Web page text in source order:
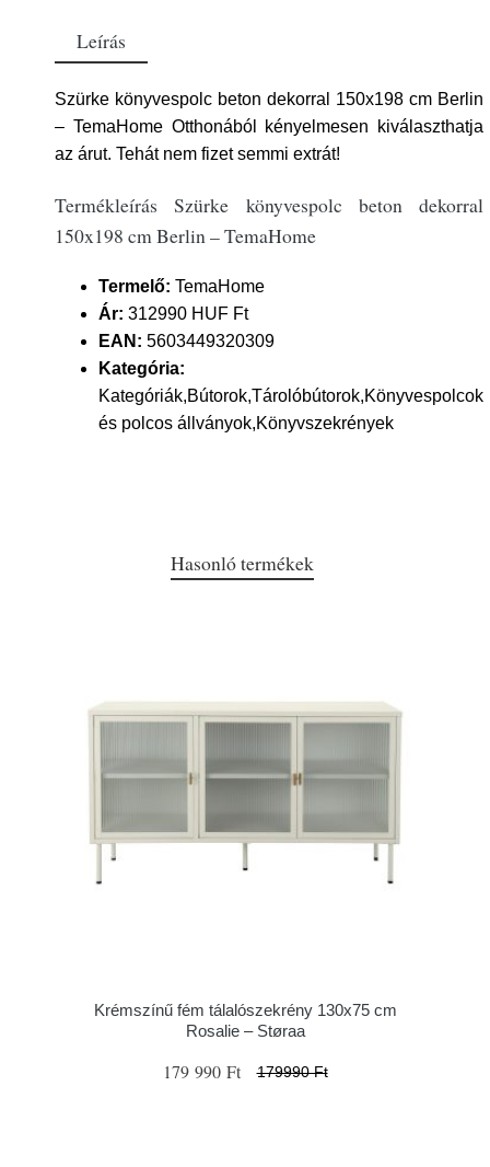
Leírás
Szürke könyvespolc beton dekorral 150x198 cm Berlin
– TemaHome Otthonából kényelmesen kiválaszthatja
az árut. Tehát nem fizet semmi extrát!
Termékleírás Szürke könyvespolc beton dekorral
150x198 cm Berlin – TemaHome
Termelő: TemaHome
Ár: 312990 HUF Ft
EAN: 5603449320309
Kategória:
Kategóriák,Bútorok,Tárolóbútorok,Könyvespolcok
és polcos állványok,Könyvszekrények
Hasonló termékek
Krémszínű fém tálalószekrény 130x75 cm
Rosalie – Støraa
179 990 Ft 179990 Ft